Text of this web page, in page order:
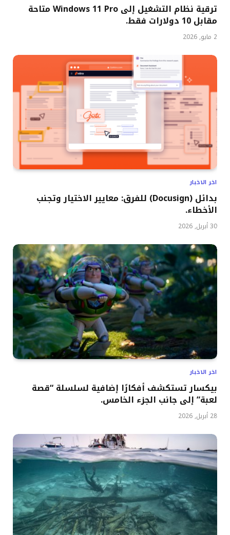
ترقية نظام التشغيل إلى Windows 11 Pro متاحة
مقابل 10 دولارات فقط.
2 مايو, 2026
اخر الاخبار
بدائل (Docusign) للفرق: معايير الاختيار وتجنب
الأخطاء.
30 أبريل, 2026
اخر الاخبار
بيكسار تستكشف أفكارًا إضافية لسلسلة “قصة
لعبة” إلى جانب الجزء الخامس.
28 أبريل, 2026